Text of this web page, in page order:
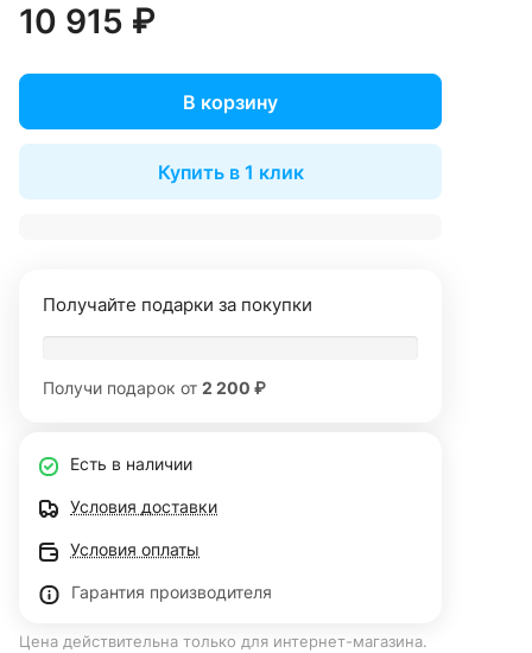
10 915 ₽
В корзину
Купить в 1 клик
Получайте подарки за покупки
Получи подарок от 2 200 ₽
Есть в наличии
Условия доставки
Условия оплаты
Гарантия производителя
Цена действительна только для интернет-магазина.